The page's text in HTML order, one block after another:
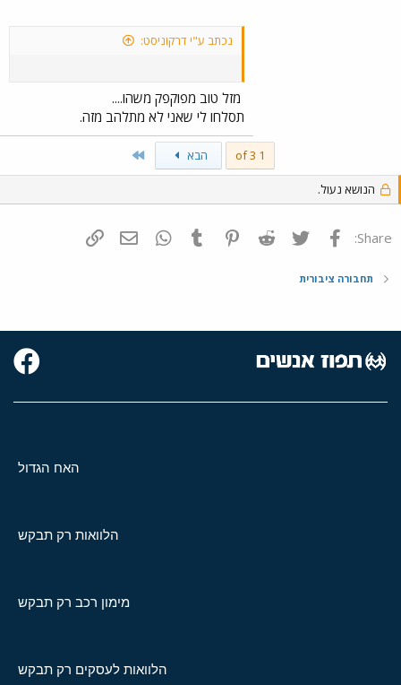
נכתב ע"י דרקוניסט:
מזל טוב מפוקפק משהו....
תסלחו לי שאני לא מתלהב מזה.
1 of 3 הבא
הנושא נעול.
Share: פייסבוק Twitter
Reddit
Pinterest
Tumblr
WhatsAppדואר אלקטרוני
תחבורה ציבורית
האח הגדול
הלוואות רק תבקש
מימון רכב רק תבקש
הלוואות לעסקים רק תבקש